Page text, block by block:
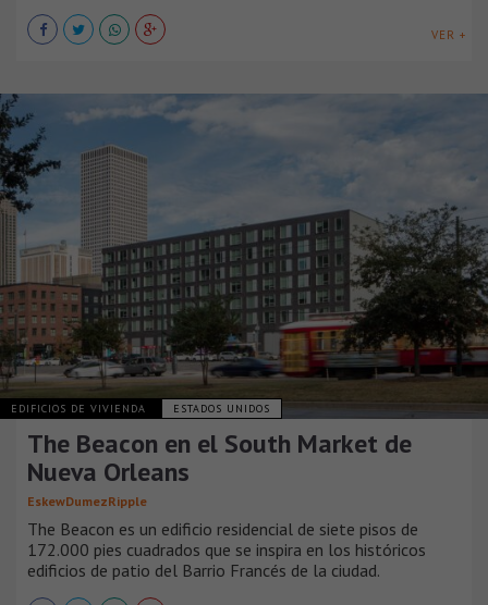
VER +
EDIFICIOS DE VIVIENDA ESTADOS UNIDOS
The Beacon en el South Market de
Nueva Orleans
EskewDumezRipple
The Beacon es un edificio residencial de siete pisos de
172.000 pies cuadrados que se inspira en los históricos
edificios de patio del Barrio Francés de la ciudad.